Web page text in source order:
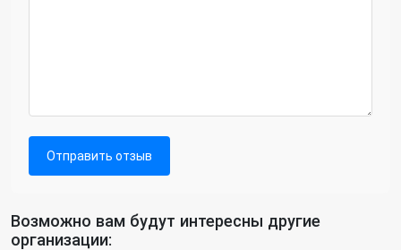
Отправить отзыв
Возможно вам будут интересны другие
организации: